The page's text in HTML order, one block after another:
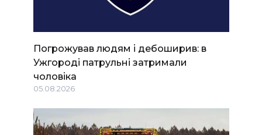
Погрожував людям і дебоширив: в
Ужгороді патрульні затримали
чоловіка
05.08.2026